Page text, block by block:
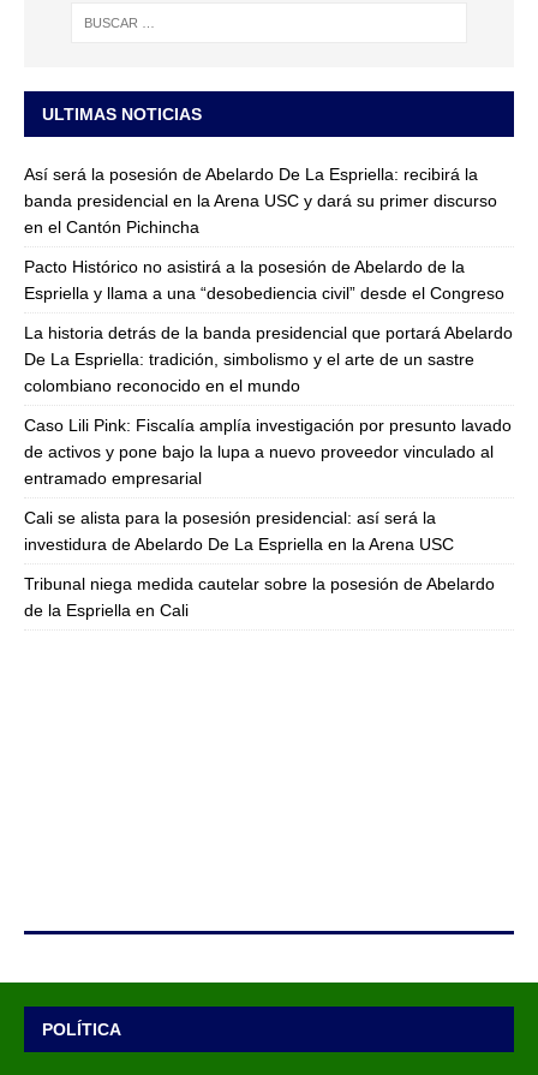
ULTIMAS NOTICIAS
Así será la posesión de Abelardo De La Espriella: recibirá la
banda presidencial en la Arena USC y dará su primer discurso
en el Cantón Pichincha
Pacto Histórico no asistirá a la posesión de Abelardo de la
Espriella y llama a una “desobediencia civil” desde el Congreso
La historia detrás de la banda presidencial que portará Abelardo
De La Espriella: tradición, simbolismo y el arte de un sastre
colombiano reconocido en el mundo
Caso Lili Pink: Fiscalía amplía investigación por presunto lavado
de activos y pone bajo la lupa a nuevo proveedor vinculado al
entramado empresarial
Cali se alista para la posesión presidencial: así será la
investidura de Abelardo De La Espriella en la Arena USC
Tribunal niega medida cautelar sobre la posesión de Abelardo
de la Espriella en Cali
POLÍTICA